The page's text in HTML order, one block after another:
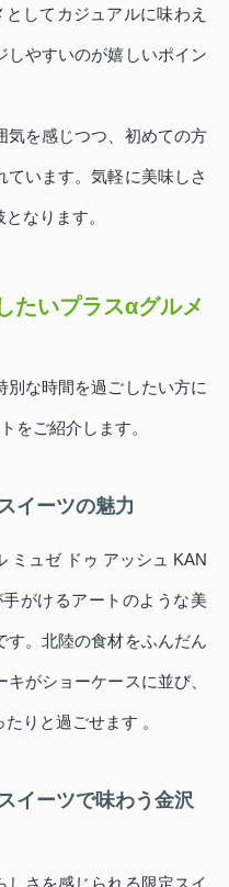
してカジュアルに味わえ
しやすいのが嬉しいポイン
気を感じつつ、初めての方
います。気軽に美味しさ
なります。
たいプラスαグルメ
な時間を過ごしたい方に
をご紹介します。
イーツの魅力
ミュゼ ドゥ アッシュ KAN
がけるアートのような美
す。北陸の食材をふんだん
がショーケースに並び、
りと過ごせます 。
イーツで味わう金沢
さを感じられる限定スイ